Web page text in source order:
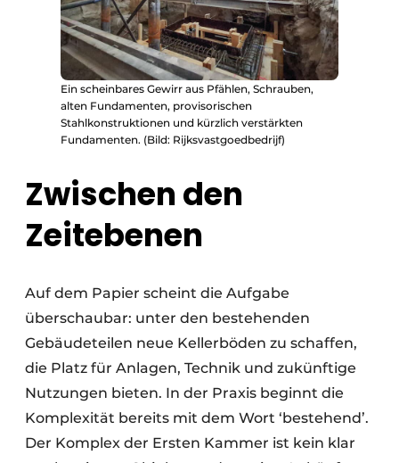
Ein scheinbares Gewirr aus Pfählen, Schrauben,
alten Fundamenten, provisorischen
Stahlkonstruktionen und kürzlich verstärkten
Fundamenten. (Bild: Rijksvastgoedbedrijf)
Zwischen den
Zeitebenen
Auf dem Papier scheint die Aufgabe
überschaubar: unter den bestehenden
Gebäudeteilen neue Kellerböden zu schaffen,
die Platz für Anlagen, Technik und zukünftige
Nutzungen bieten. In der Praxis beginnt die
Komplexität bereits mit dem Wort ‘bestehend’.
Der Komplex der Ersten Kammer ist kein klar